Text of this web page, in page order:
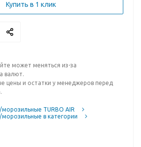
Купить в 1 клик
может меняться из-за
валют.
цены и остатки у менеджеров перед
TURBO AIR
в категории